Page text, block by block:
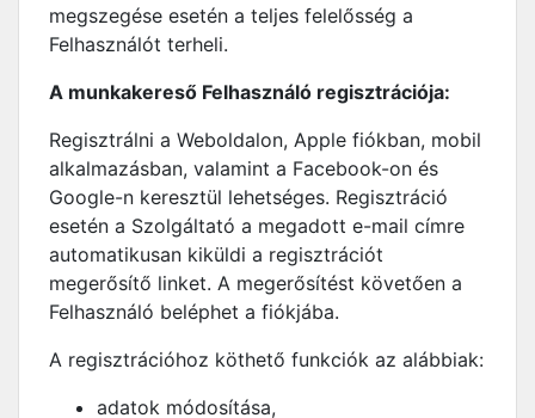
megszegése esetén a teljes felelősség a
Felhasználót terheli.
A munkakereső Felhasználó regisztrációja:
Regisztrálni a Weboldalon, Apple fiókban, mobil
alkalmazásban, valamint a Facebook-on és
Google-n keresztül lehetséges. Regisztráció
esetén a Szolgáltató a megadott e-mail címre
automatikusan kiküldi a regisztrációt
megerősítő linket. A megerősítést követően a
Felhasználó beléphet a fiókjába.
A regisztrációhoz köthető funkciók az alábbiak:
adatok módosítása,